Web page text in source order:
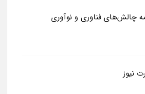
چالش‌های فناوری و نوآوری
نیوز